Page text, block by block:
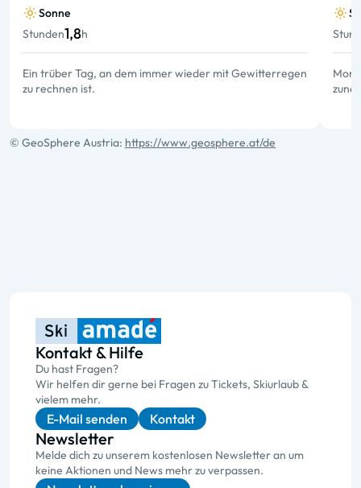
Sonne
Stunden1,8h
Ein trüber Tag, an dem immer wieder mit Gewitterregen
zu rechnen ist.
© GeoSphere Austria: https://www.geosphere.at/de
Kontakt & Hilfe
Du hast Fragen?
Wir helfen dir gerne bei Fragen zu Tickets, Skiurlaub &
vielem mehr.
E-Mail senden Kontakt
Newsletter
Melde dich zu unserem kostenlosen Newsletter an um
keine Aktionen und News mehr zu verpassen.